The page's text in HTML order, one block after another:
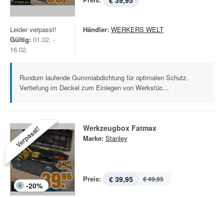
Leider verpasst!
Gültig: 01.02. -
16.02.
Händler: WERKERS WELT
Rundum laufende Gummiabdichtung für optimalen Schutz.
Vertiefung im Deckel zum Einlegen von Werkstüc...
Verpasst!
-20%
Werkzeugbox Fatmax
Marke: Stanley
Preis: € 39,95 € 49,95